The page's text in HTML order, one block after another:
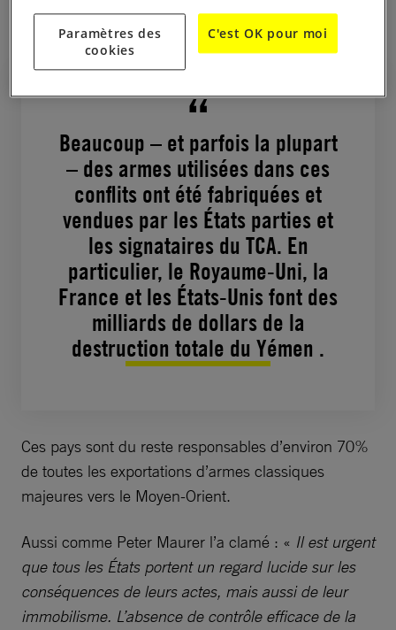
exprimé :
Beaucoup – et parfois la plupart
– des armes utilisées dans ces
conflits ont été fabriquées et
vendues par les États parties et
les signataires du TCA. En
particulier, le Royaume-Uni, la
France et les États-Unis font des
milliards de dollars de la
destruction totale du Yémen .
Ces pays sont du reste responsables d’environ 70%
de toutes les exportations d’armes classiques
majeures vers le Moyen-Orient.
Aussi comme Peter Maurer l’a clamé : « Il est urgent
que tous les États portent un regard lucide sur les
conséquences de leurs actes, mais aussi de leur
immobilisme. L’absence de contrôle efficace de la
Paramètres des
cookies
C'est OK pour moi